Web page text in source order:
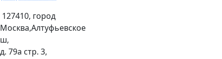
127410, город
Москва,Алтуфьевское
ш,
д. 79а стр. 3,